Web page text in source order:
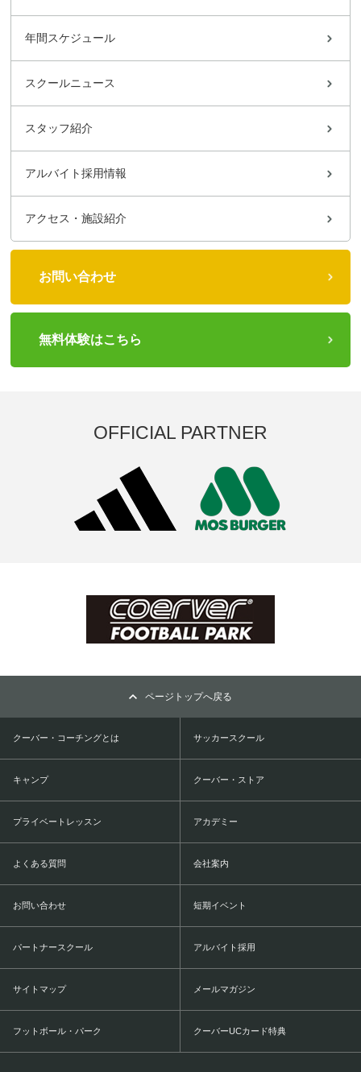
年間スケジュール
スクールニュース
スタッフ紹介
アルバイト採用情報
アクセス・施設紹介
お問い合わせ
無料体験はこちら
OFFICIAL PARTNER
ページトップへ戻る
クーバー・コーチングとは サッカースクール
キャンプ クーバー・ストア
プライベートレッスン アカデミー
よくある質問 会社案内
お問い合わせ 短期イベント
パートナースクール アルバイト採用
サイトマップ メールマガジン
フットボール・パーク クーバーUCカード特典